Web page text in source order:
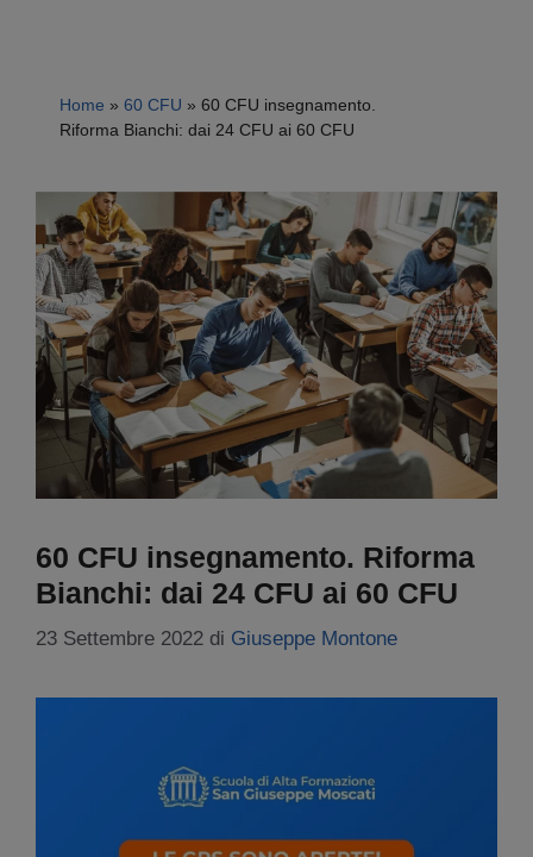
Home » 60 CFU » 60 CFU insegnamento.
Riforma Bianchi: dai 24 CFU ai 60 CFU
60 CFU insegnamento. Riforma
Bianchi: dai 24 CFU ai 60 CFU
23 Settembre 2022 di Giuseppe Montone